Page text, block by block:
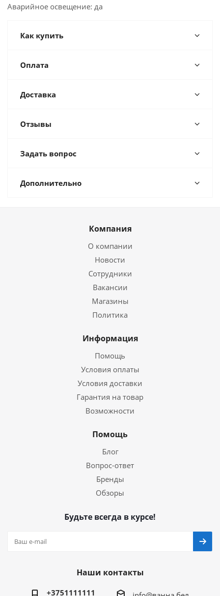
Аварийное освещение: да
Как купить
Оплата
Доставка
Отзывы
Задать вопрос
Дополнительно
Компания
О компании
Новости
Сотрудники
Вакансии
Магазины
Политика
Информация
Помощь
Условия оплаты
Условия доставки
Гарантия на товар
Возможности
Помощь
Блог
Вопрос-ответ
Бренды
Обзоры
Будьте всегда в курсе!
Наши контакты
+3751111111